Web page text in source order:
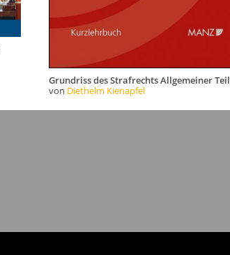
Grundriss des Strafrechts Allgemeiner Teil
von Diethelm Kienapfel